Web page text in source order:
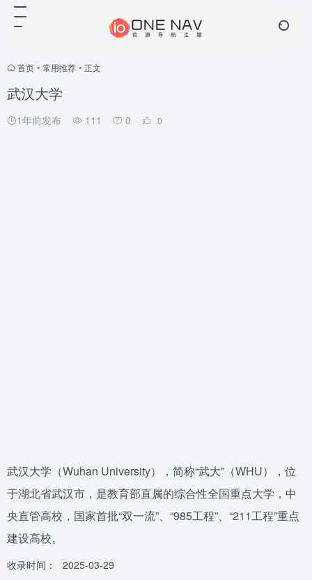
首页 • 常用推荐 • 正文
武汉大学
1年前发布 111 0 0
武汉大学（Wuhan University），简称“武大”（WHU），位
于湖北省武汉市，是教育部直属的综合性全国重点大学，中
央直管高校，国家首批“双一流”、“985工程”、“211工程”重点
建设高校。
收录时间：
2025-03-29